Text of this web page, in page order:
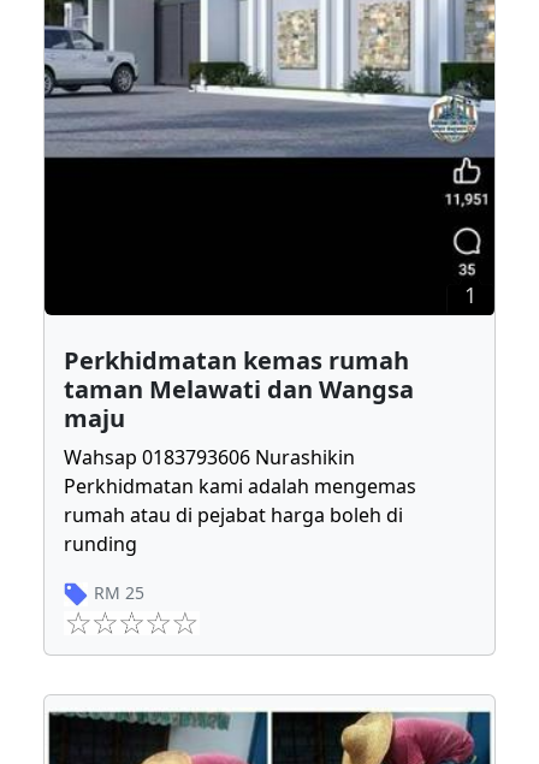
1
Perkhidmatan kemas rumah
taman Melawati dan Wangsa
maju
Wahsap 0183793606 Nurashikin
Perkhidmatan kami adalah mengemas
rumah atau di pejabat harga boleh di
runding
RM 25